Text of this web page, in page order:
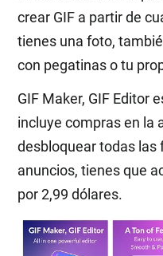
crear GIF a partir de
tienes una foto,
con pegatinas o tu
GIF Maker, GIF Editor
incluye compras en la
desbloquear todas las
anuncios, tienes que
por 2,99 dólares.